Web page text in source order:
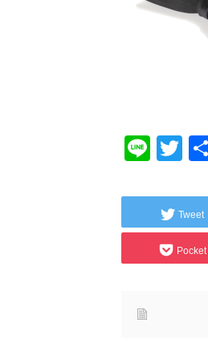
Line
Tweet
Pocket